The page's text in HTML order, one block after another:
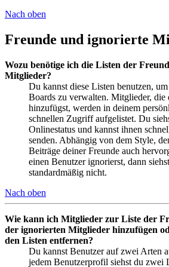
Nach oben
Freunde und ignorierte
Wozu benötige ich die Listen der
Mitglieder?
Du kannst diese Listen benutzen,
Boards zu verwalten. Mitglieder, die
hinzufügst, werden in deinem
schnellen Zugriff aufgelistet. Du
Onlinestatus und kannst ihnen
senden. Abhängig von dem Style,
Beiträge deiner Freunde auch
einen Benutzer ignorierst, dann
standardmäßig nicht.
Nach oben
Wie kann ich Mitglieder zur Liste der
der ignorierten Mitglieder hinzufügen
den Listen entfernen?
Du kannst Benutzer auf zwei Arten
jedem Benutzerprofil siehst du zwei